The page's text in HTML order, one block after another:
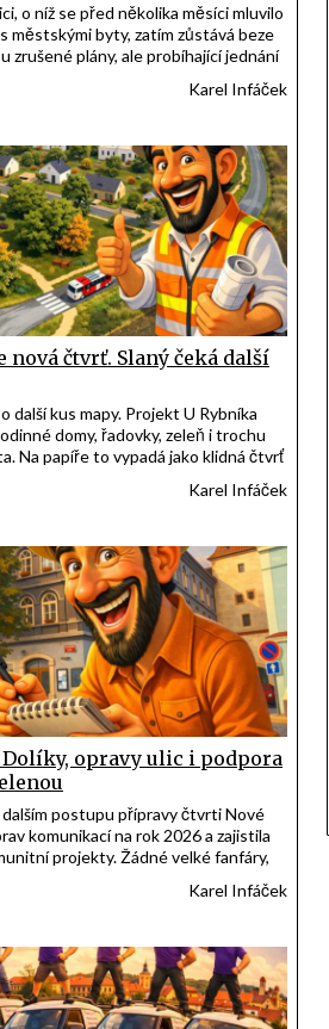
o níž se před několika měsíci mluvilo
městskými byty, zatím zůstává beze
zrušené plány, ale probíhající jednání
se neposune do další fáze.Karel Infáček
nová čtvrť. Slaný čeká další
další kus mapy. Projekt U Rybníka
domy, řadovky, zeleň i trochu
Na papíře to vypadá jako klidná čtvrť
běhat po trávě a sousedi siKarel Infáček
Dolíky, opravy ulic i podpora
dalším postupu přípravy čtvrti Nové
komunikací na rok 2026 a zajistila
projekty. Žádné velké fanfáry,
Karel Infáček